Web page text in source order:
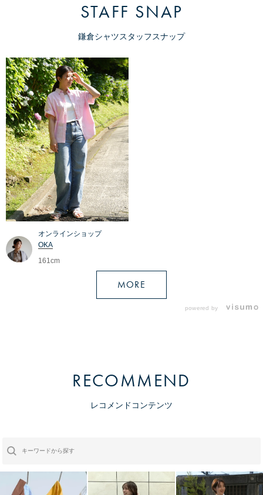
STAFF SNAP
鎌倉シャツスタッフスナップ
オンラインショップ
OKA
161cm
MORE
powered by
RECOMMEND
レコメンドコンテンツ